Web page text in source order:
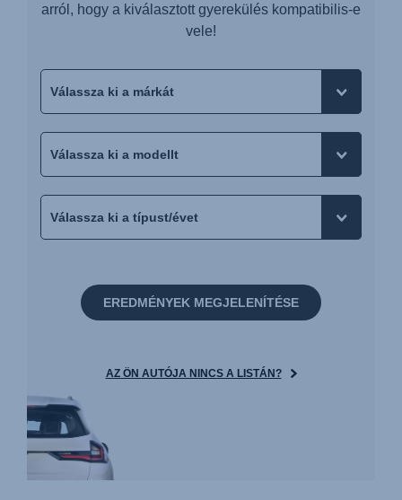
arról, hogy a kiválasztott gyerekülés kompatibilis-e
vele!
EREDMÉNYEK MEGJELENÍTÉSE
AZ ÖN AUTÓJA NINCS A LISTÁN?